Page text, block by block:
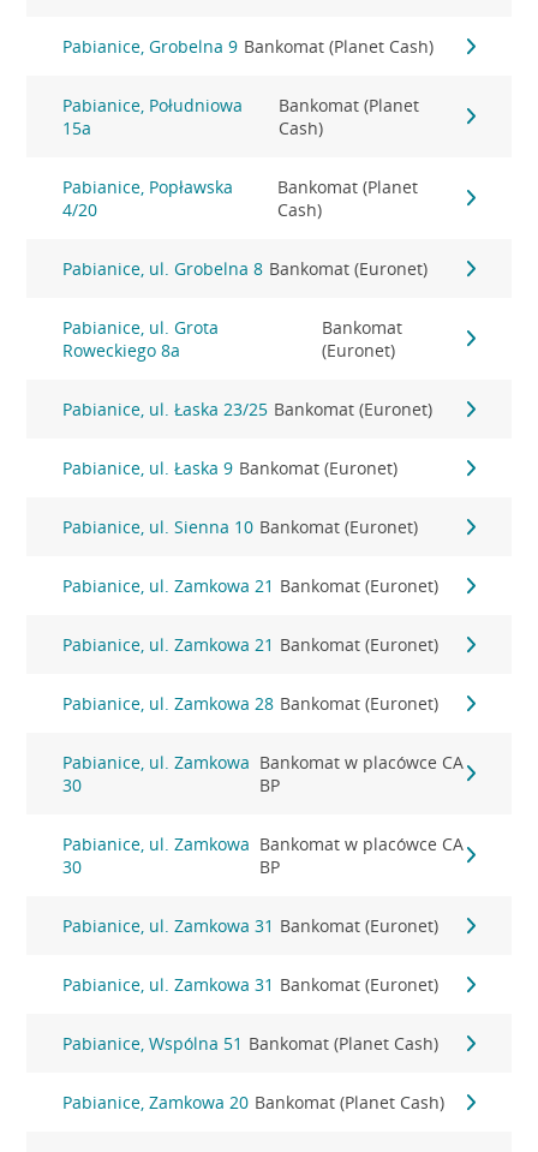
Pabianice, Grobelna 9 Bankomat (Planet Cash)
Pabianice, Południowa
15a
Bankomat (Planet
Cash)
Pabianice, Popławska
4/20
Bankomat (Planet
Cash)
Pabianice, ul. Grobelna 8 Bankomat (Euronet)
Pabianice, ul. Grota
Roweckiego 8a
Bankomat
(Euronet)
Pabianice, ul. Łaska 23/25 Bankomat (Euronet)
Pabianice, ul. Łaska 9 Bankomat (Euronet)
Pabianice, ul. Sienna 10 Bankomat (Euronet)
Pabianice, ul. Zamkowa 21 Bankomat (Euronet)
Pabianice, ul. Zamkowa 21 Bankomat (Euronet)
Pabianice, ul. Zamkowa 28 Bankomat (Euronet)
Pabianice, ul. Zamkowa
30
Bankomat w placówce CA
BP
Pabianice, ul. Zamkowa
30
Bankomat w placówce CA
BP
Pabianice, ul. Zamkowa 31 Bankomat (Euronet)
Pabianice, ul. Zamkowa 31 Bankomat (Euronet)
Pabianice, Wspólna 51 Bankomat (Planet Cash)
Pabianice, Zamkowa 20 Bankomat (Planet Cash)